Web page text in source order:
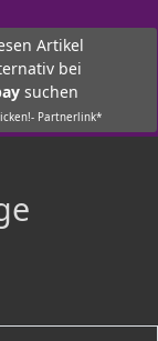
Artikel
bei
suchen
Partnerlink*